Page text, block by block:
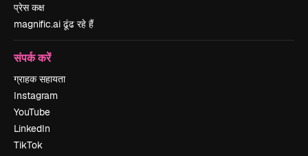
प्रेस कक्ष
magnific.ai ढूंढ रहे हैं
संपर्क करें
ग्राहक सहायता
Instagram
YouTube
LinkedIn
TikTok